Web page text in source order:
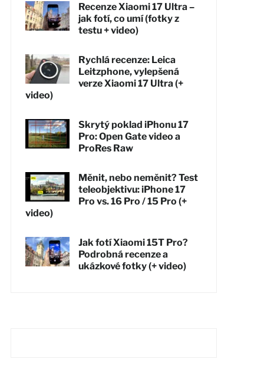
Recenze Xiaomi 17 Ultra –
jak fotí, co umí (fotky z
testu + video)
Rychlá recenze: Leica
Leitzphone, vylepšená
verze Xiaomi 17 Ultra (+
video)
Skrytý poklad iPhonu 17
Pro: Open Gate video a
ProRes Raw
Měnit, nebo neměnit? Test
teleobjektivu: iPhone 17
Pro vs. 16 Pro / 15 Pro (+
video)
Jak fotí Xiaomi 15T Pro?
Podrobná recenze a
ukázkové fotky (+ video)